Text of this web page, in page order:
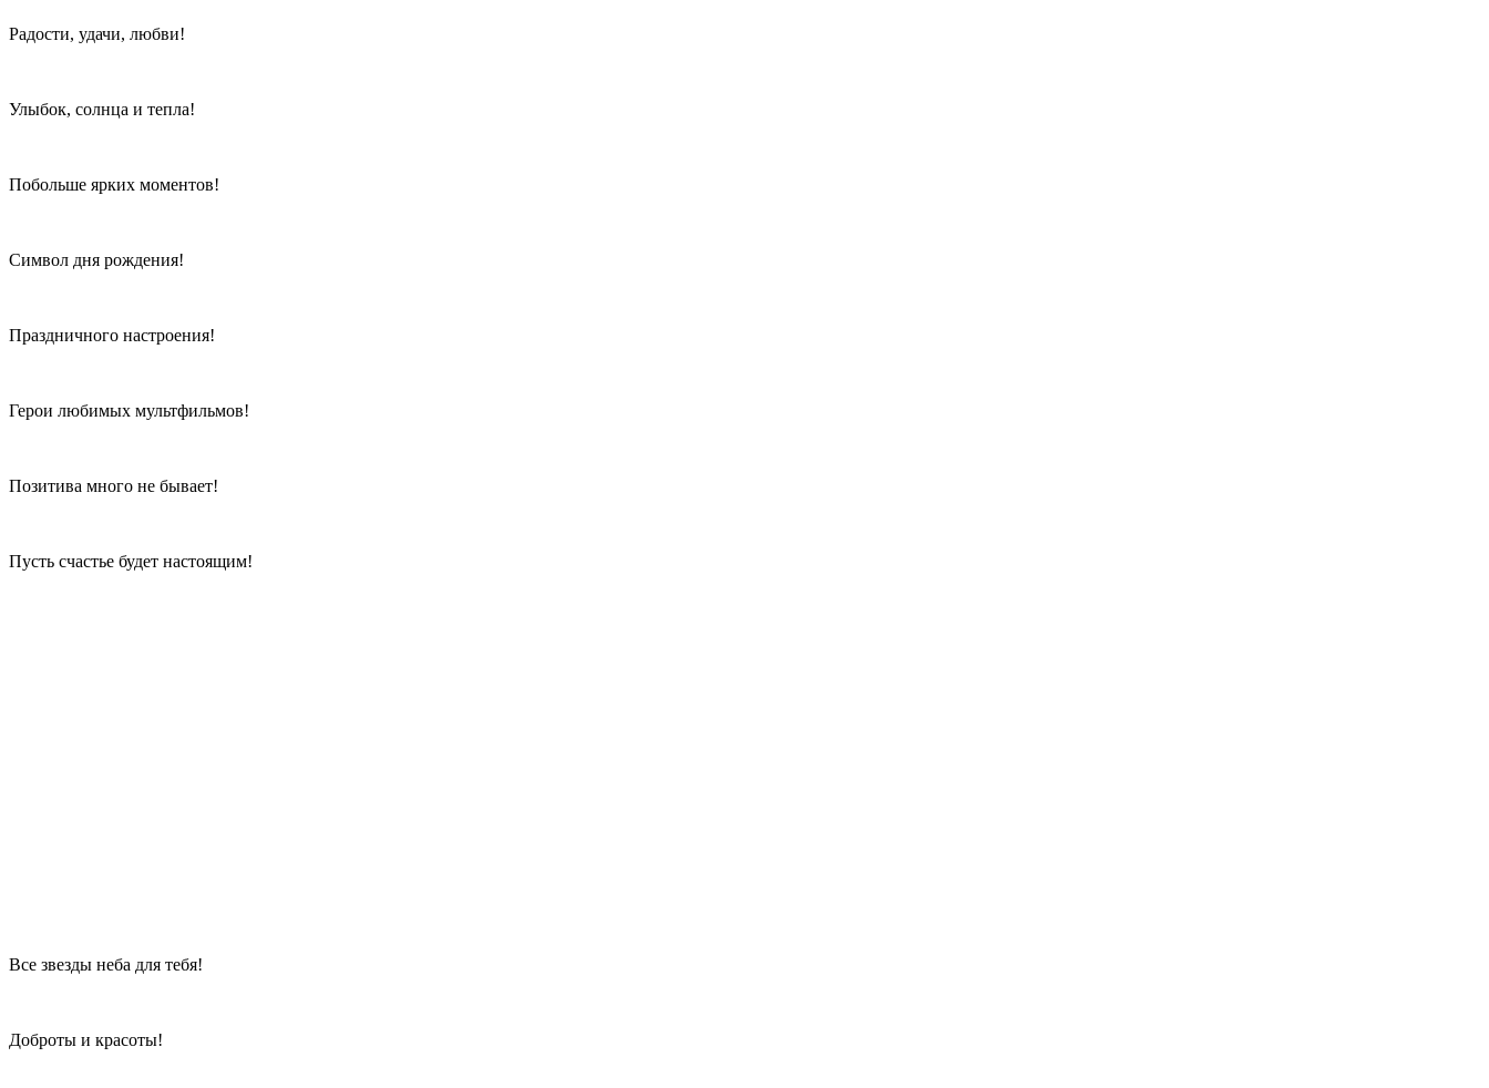
Радости, удачи, любви!
Улыбок, солнца и тепла!
Побольше ярких моментов!
Символ дня рождения!
Праздничного настроения!
Герои любимых мультфильмов!
Позитива много не бывает!
Пусть счастье будет настоящим!
Все звезды неба для тебя!
Доброты и красоты!